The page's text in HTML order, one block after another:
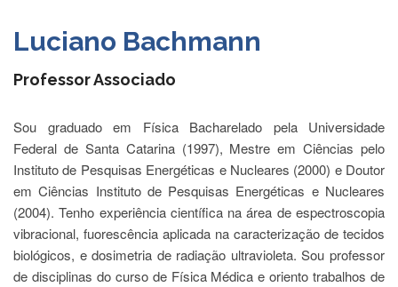
da
Extensão
Ingresso
e
Horários
Estágios
Permanência
Estudantil
Formulários
Agremiações
Luciano Bachmann
Professor Associado
Sou graduado em Física Bacharelado pela Universidade
Federal de Santa Catarina (1997), Mestre em Ciências pelo
Instituto de Pesquisas Energéticas e Nucleares (2000) e Doutor
em Ciências Instituto de Pesquisas Energéticas e Nucleares
(2004). Tenho experiência científica na área de espectroscopia
vibracional, fuorescência aplicada na caracterização de tecidos
biológicos, e dosimetria de radiação ultravioleta. Sou professor
de disciplinas do curso de Física Médica e oriento trabalhos de